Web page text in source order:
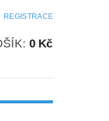
REGISTRACE
0 Kč